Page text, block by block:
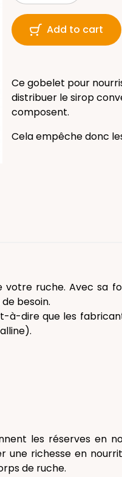
Add to cart
Ce gobelet pour
distribuer le sirop
composent.
Cela empêche donc
votre ruche. Avec sa
besoin.
à-dire que les
les réserves en
une richesse en
de ruche.